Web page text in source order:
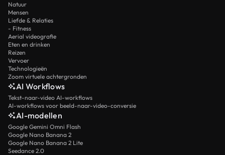
Natuur
Mensen
Liefde & Relaties
- Fitness
Aerial videografie
Eten en drinken
Reizen
Vervoer
Technologieën
Zoom virtuele achtergronden
AI Workflows
Tekst-naar-video AI-workflows
AI-workflows voor beeld-naar-video-conversie
AI-modellen
Google Gemini Omni Flash
Google Nano Banana 2
Google Nano Banana 2 Lite
Seedance 2.0